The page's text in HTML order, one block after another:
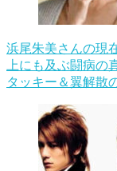
浜尾朱美さんの現
上にも及ぶ闘病の
タッキー＆翼解散